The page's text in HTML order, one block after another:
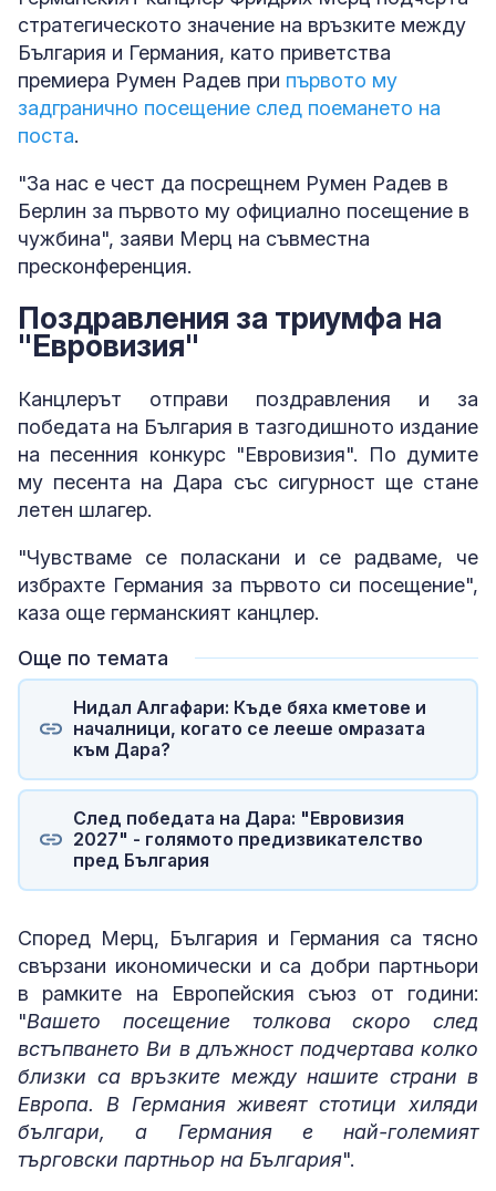
стратегическото значение на връзките между
България и Германия, като приветства
премиера Румен Радев при първото му
задгранично посещение след поемането на
поста.
"За нас е чест да посрещнем Румен Радев в
Берлин за първото му официално посещение в
чужбина", заяви Мерц на съвместна
пресконференция.
Поздравления за триумфа на
"Евровизия"
Канцлерът отправи поздравления и за
победата на България в тазгодишното издание
на песенния конкурс "Евровизия". По думите
му песента на Дара със сигурност ще стане
летен шлагер.
"Чувстваме се поласкани и се радваме, че
избрахте Германия за първото си посещение",
каза още германският канцлер.
Още по темата
Нидал Алгафари: Къде бяха кметове и
началници, когато се лееше омразата
към Дара?
След победата на Дара: "Евровизия
2027" - голямото предизвикателство
пред България
Според Мерц, България и Германия са тясно
свързани икономически и са добри партньори
в рамките на Европейския съюз от години:
"Вашето посещение толкова скоро след
встъпването Ви в длъжност подчертава колко
близки са връзките между нашите страни в
Европа. В Германия живеят стотици хиляди
българи, а Германия е най-големият
търговски партньор на България".